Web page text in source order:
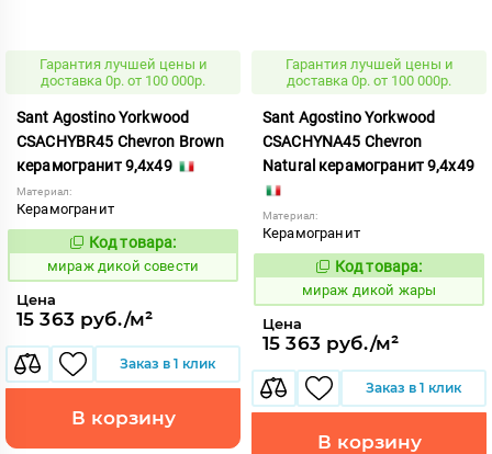
Гарантия лучшей цены и
доставка 0р. от 100 000р.
Sant Agostino Yorkwood
CSACHYBR45 Chevron Brown
керамогранит 9,4x49
Материал:
Керамогранит
987523
Код товара:
мираж дикой совести
Цена
15 363 руб./м²
Заказ в 1 клик
В корзину
Гарантия лучшей цены и
доставка 0р. от 100 000р.
Sant Agostino Yorkwood
CSACHYNA45 Chevron
Natural керамогранит 9,4x49
Материал:
Керамогранит
987525
Код товара:
мираж дикой жары
Цена
15 363 руб./м²
Заказ в 1 клик
В корзину